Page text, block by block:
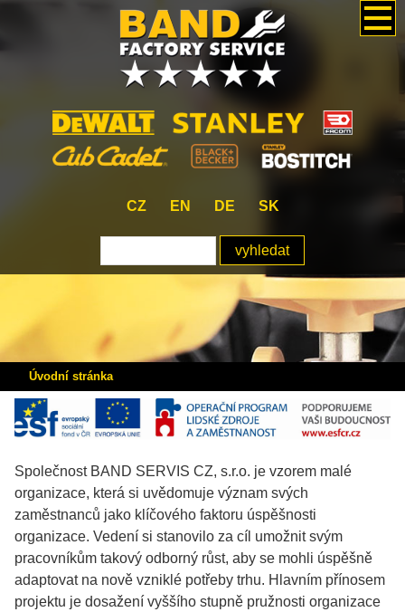
CZ EN DE SK
Úvodní stránka
Společnost BAND SERVIS CZ, s.r.o. je vzorem malé
organizace, která si uvědomuje význam svých
zaměstnanců jako klíčového faktoru úspěšnosti
organizace. Vedení si stanovilo za cíl umožnit svým
pracovníkům takový odborný růst, aby se mohli úspěšně
adaptovat na nově vzniklé potřeby trhu. Hlavním přínosem
projektu je dosažení vyššího stupně pružnosti organizace